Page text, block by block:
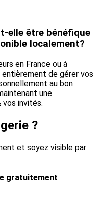
elle être bénéfique
localement?
en France ou à
entièrement de gérer vos
au bon
une
vos invités.
?
et soyez visible par
gratuitement